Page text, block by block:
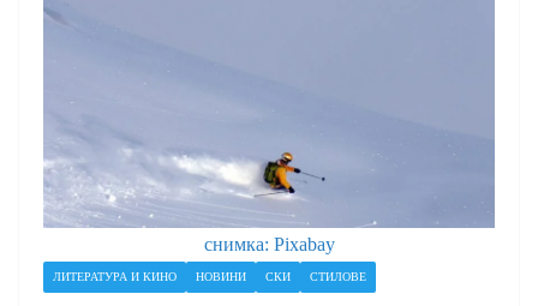
снимка: Pixabay
ЛИТЕРАТУРА И КИНО НОВИНИ СКИ СТИЛОВЕ